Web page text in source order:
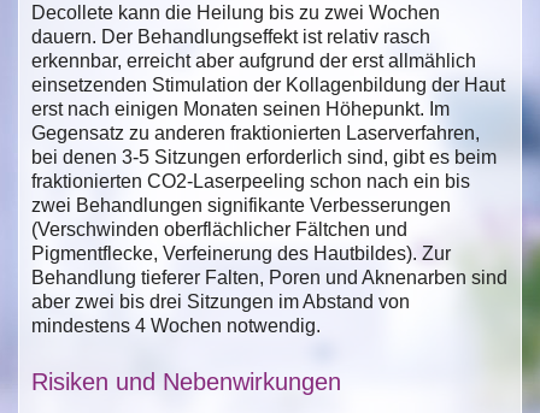
Decollete kann die Heilung bis zu zwei Wochen
dauern. Der Behandlungseffekt ist relativ rasch
erkennbar, erreicht aber aufgrund der erst allmählich
einsetzenden Stimulation der Kollagenbildung der Haut
erst nach einigen Monaten seinen Höhepunkt. Im
Gegensatz zu anderen fraktionierten Laserverfahren,
bei denen 3-5 Sitzungen erforderlich sind, gibt es beim
fraktionierten CO2-Laserpeeling schon nach ein bis
zwei Behandlungen signifikante Verbesserungen
(Verschwinden oberflächlicher Fältchen und
Pigmentflecke, Verfeinerung des Hautbildes). Zur
Behandlung tieferer Falten, Poren und Aknenarben sind
aber zwei bis drei Sitzungen im Abstand von
mindestens 4 Wochen notwendig.
Risiken und Nebenwirkungen